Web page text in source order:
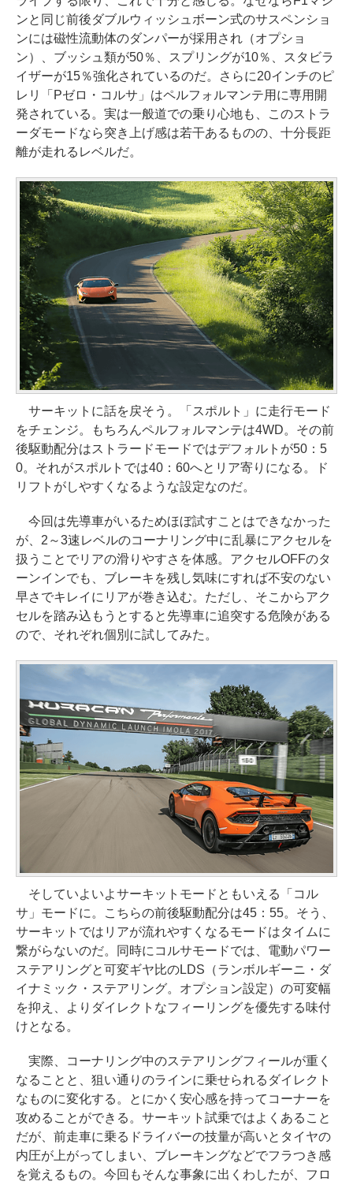
ンと同じ前後ダブルウィッシュボーン式のサスペンショ
ンには磁性流動体のダンパーが採用され（オプショ
ン）、ブッシュ類が50％、スプリングが10％、スタビラ
イザーが15％強化されているのだ。さらに20インチのピ
レリ「Pゼロ・コルサ」はペルフォルマンテ用に専用開
発されている。実は一般道での乗り心地も、このストラ
ーダモードなら突き上げ感は若干あるものの、十分長距
離が走れるレベルだ。
サーキットに話を戻そう。「スポルト」に走行モード
をチェンジ。もちろんペルフォルマンテは4WD。その前
後駆動配分はストラードモードではデフォルトが50：5
0。それがスポルトでは40：60へとリア寄りになる。ド
リフトがしやすくなるような設定なのだ。
今回は先導車がいるためほぼ試すことはできなかった
が、2～3速レベルのコーナリング中に乱暴にアクセルを
扱うことでリアの滑りやすさを体感。アクセルOFFのタ
ーンインでも、ブレーキを残し気味にすれば不安のない
早さでキレイにリアが巻き込む。ただし、そこからアク
セルを踏み込もうとすると先導車に追突する危険がある
ので、それぞれ個別に試してみた。
そしていよいよサーキットモードともいえる「コル
サ」モードに。こちらの前後駆動配分は45：55。そう、
サーキットではリアが流れやすくなるモードはタイムに
繋がらないのだ。同時にコルサモードでは、電動パワー
ステアリングと可変ギヤ比のLDS（ランボルギーニ・ダ
イナミック・ステアリング。オプション設定）の可変幅
を抑え、よりダイレクトなフィーリングを優先する味付
けとなる。
実際、コーナリング中のステアリングフィールが重く
なることと、狙い通りのラインに乗せられるダイレクト
なものに変化する。とにかく安心感を持ってコーナーを
攻めることができる。サーキット試乗ではよくあること
だが、前走車に乗るドライバーの技量が高いとタイヤの
内圧が上がってしまい、ブレーキングなどでフラつき感
を覚えるもの。今回もそんな事象に出くわしたが、フロ